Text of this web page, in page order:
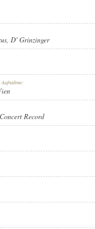
, D' Grinzinger
Record